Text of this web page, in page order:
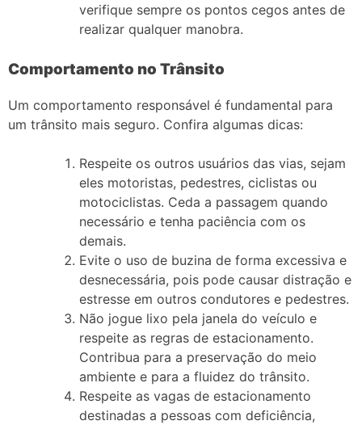
verifique sempre os pontos cegos antes de
realizar qualquer manobra.
Comportamento no Trânsito
Um comportamento responsável é fundamental para
um trânsito mais seguro. Confira algumas dicas:
Respeite os outros usuários das vias, sejam
eles motoristas, pedestres, ciclistas ou
motociclistas. Ceda a passagem quando
necessário e tenha paciência com os
demais.
Evite o uso de buzina de forma excessiva e
desnecessária, pois pode causar distração e
estresse em outros condutores e pedestres.
Não jogue lixo pela janela do veículo e
respeite as regras de estacionamento.
Contribua para a preservação do meio
ambiente e para a fluidez do trânsito.
Respeite as vagas de estacionamento
destinadas a pessoas com deficiência,